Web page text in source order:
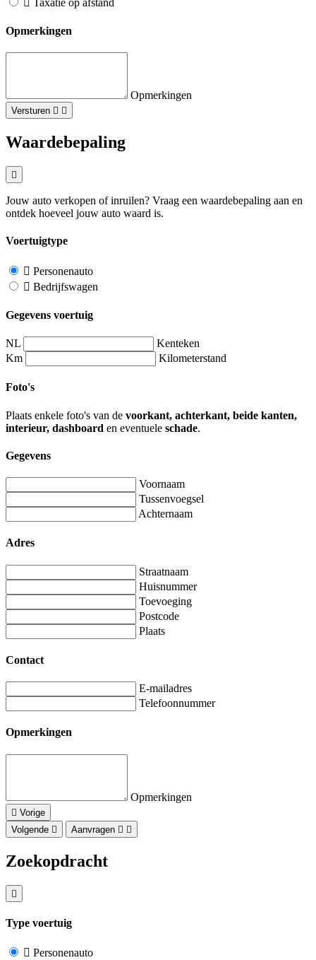
Opmerkingen
Opmerkingen
Versturen
Waardebepaling
Jouw auto verkopen of inruilen? Vraag een waardebepaling aan en
ontdek hoeveel jouw auto waard is.
Voertuigtype
Personenauto
Bedrijfswagen
Gegevens voertuig
NL
Kenteken
Km
Kilometerstand
Foto's
Plaats enkele foto's van de voorkant, achterkant, beide kanten,
interieur, dashboard en eventuele schade.
Gegevens
Voornaam
Tussenvoegsel
Achternaam
Adres
Straatnaam
Huisnummer
Toevoeging
Postcode
Plaats
Contact
E-mailadres
Telefoonnummer
Opmerkingen
Opmerkingen
Vorige
Volgende
Aanvragen
Zoekopdracht
Type voertuig
Personenauto